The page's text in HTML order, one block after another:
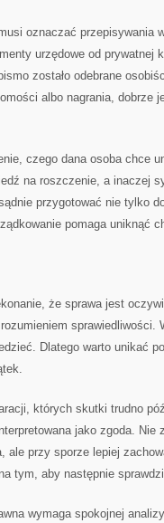
oznaczać przepisywania
urzędowe od prywatnej
zostało odebrane
albo nagrania, dobrze
czego dana osoba chce
na roszczenie, a inaczej
przygotować nie tylko
pomaga uniknąć
że sprawa jest
sprawiedliwości.
Dlatego warto unikać
których skutki trudno
jako zgoda. Nie
ale przy sporze lepiej
tym, aby następnie
wymaga spokojnej